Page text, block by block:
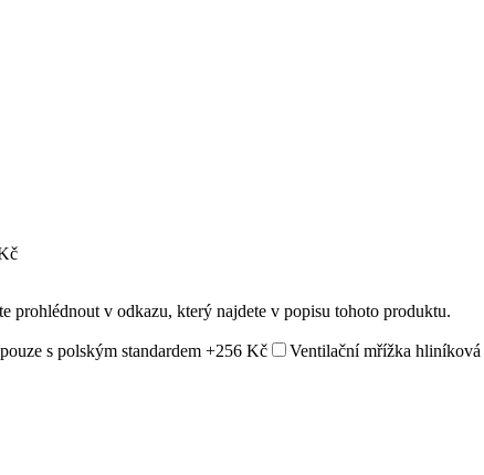
prohlédnout v odkazu, který najdete v popisu tohoto produktu.
s polským standardem +256 Kč Ventilační mřížka hliníková